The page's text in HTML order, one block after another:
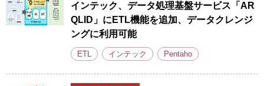
インテック、データ処理基盤サービス「AR
QLID」にETL機能を追加、データクレンジ
ングに利用可能
ETL インテック Pentaho